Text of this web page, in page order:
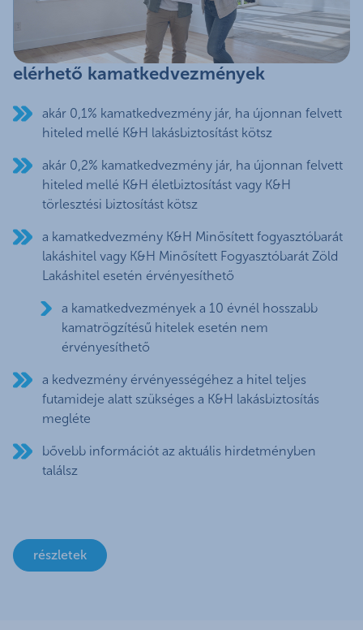
elérhető kamatkedvezmények
akár 0,1% kamatkedvezmény jár, ha újonnan felvett
hiteled mellé K&H lakásbiztosítást kötsz
akár 0,2% kamatkedvezmény jár, ha újonnan felvett
hiteled mellé K&H életbiztosítást vagy K&H
törlesztési biztosítást kötsz
a kamatkedvezmény K&H Minősített fogyasztóbarát
lakáshitel vagy K&H Minősített Fogyasztóbarát Zöld
Lakáshitel esetén érvényesíthető
a kamatkedvezmények a 10 évnél hosszabb
kamatrögzítésű hitelek esetén nem
érvényesíthető
a kedvezmény érvényességéhez a hitel teljes
futamideje alatt szükséges a K&H lakásbiztosítás
megléte
bővebb információt az aktuális hirdetményben
találsz
részletek